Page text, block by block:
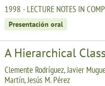
1998 - LECTURE NOTES IN
Presentación oral
A Hierarchical
Clemente Rodríguez, Javier
Martín, Jesús M. Pérez